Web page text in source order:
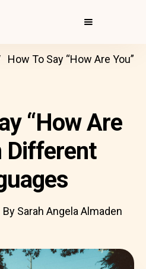
How To Say “How Are You”
“How Are
Different
By Sarah Angela Almaden